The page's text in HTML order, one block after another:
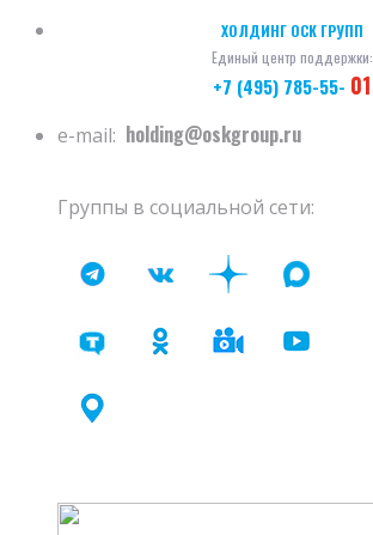
ХОЛДИНГ ОСК ГРУПП
Единый центр поддержки:
+7 (495) 785-55- 01
e-mail: holding@oskgroup.ru
Группы в социальной сети: